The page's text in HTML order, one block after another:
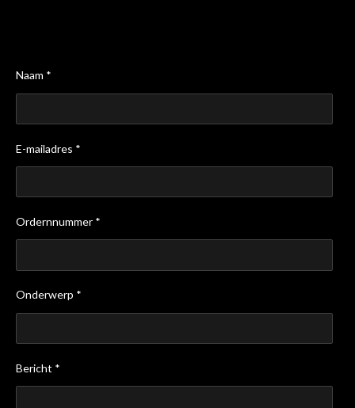
Naam *
E-mailadres *
Ordernnummer *
Onderwerp *
Bericht *